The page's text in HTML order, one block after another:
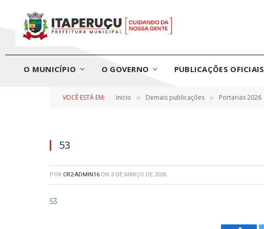
O MUNICÍPIO O GOVERNO PUBLICAÇÕES OFICIAIS
VOCÊ ESTÁ EM: Inicio » Demais publicações » Portarias 2026
53
POR CR2-ADMIN16 ON 3 DE MARÇO DE 2026
53